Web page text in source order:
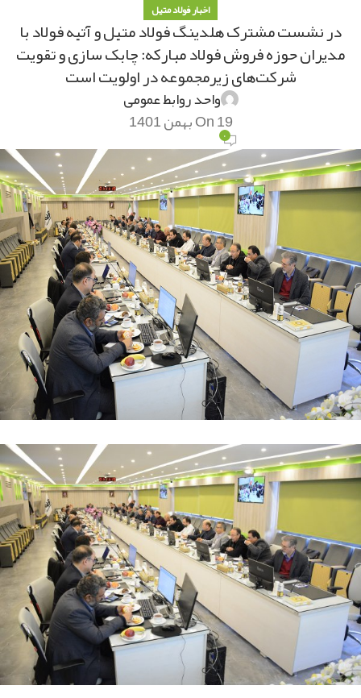
اخبار فولاد متیل
در نشست مشترک هلدینگ فولاد متیل و آتیه فولاد با
مدیران حوزه فروش فولاد مبارکه: چابک سازی و تقویت
شرکت‌های زیرمجموعه در اولویت است
واحد روابط عمومی
On 19 بهمن 1401
۰